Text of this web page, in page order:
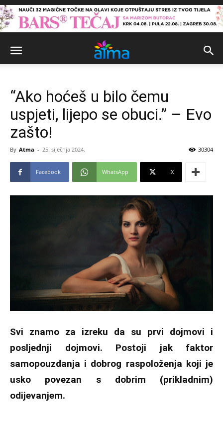
“Ako hoćeš u bilo čemu
uspjeti, lijepo se obuci.” – Evo
zašto!
By Atma - 25. siječnja 2024. 30304
Facebook WhatsApp X
Svi znamo za izreku da su prvi dojmovi i
posljednji dojmovi. Postoji jak faktor
samopouzdanja i dobrog raspoloženja koji je
usko povezan s dobrim (prikladnim)
odijevanjem.